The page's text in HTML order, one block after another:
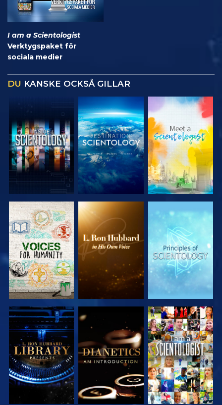
I am a Scientologist
Verktygspaket för
sociala medier
DU KANSKE OCKSÅ GILLAR
UTFORSKA
SERIEN
UTFORSKA
SERIEN
UTFORSKA
SERIEN
UTFORSKA
SERIEN
UTFORSKA
SERIEN
TITTA